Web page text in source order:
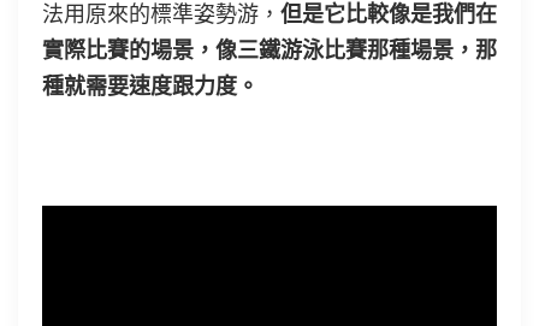
法用原來的標準姿勢游， 但是它比較像是我們在
實際比賽的場景，像三鐵游泳比賽那種場景，那
種就需要速度跟力度。